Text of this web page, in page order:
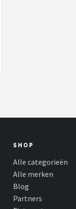
SHOP
Alle categorieën
Alle merken
Blog
Partners